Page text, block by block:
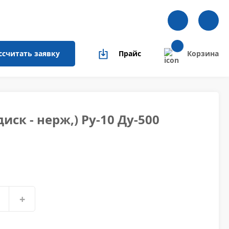
заявку Прайс Корзина
- нерж,) Ру-10 Ду-500
+